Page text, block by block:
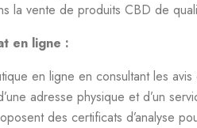
la vente de produits CBD de
en ligne :
en ligne en consultant les avis
adresse physique et d’un
des certificats d’analyse